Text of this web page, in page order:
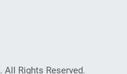
. All Rights Reserved.